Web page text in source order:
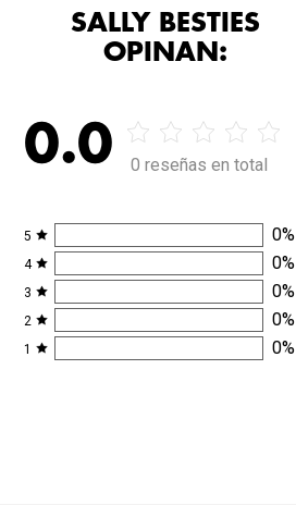
SALLY BESTIES
OPINAN:
0.0 0 reseñas en total
5 0%
4 0%
3 0%
2 0%
1 0%